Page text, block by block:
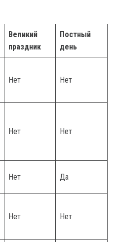
Великий
праздник
Постный
день
Нет Нет
Нет Нет
Нет Да
Нет Нет